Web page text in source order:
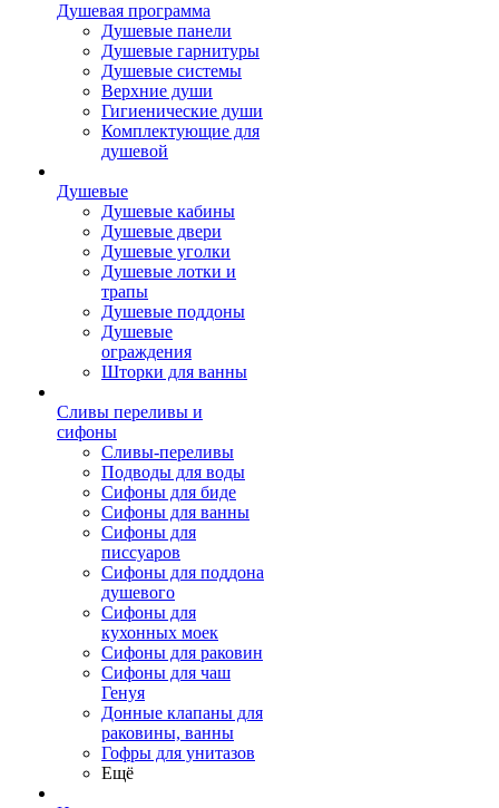
Душевая программа
Душевые панели
Душевые гарнитуры
Душевые системы
Верхние души
Гигиенические души
Комплектующие для
душевой
Душевые
Душевые кабины
Душевые двери
Душевые уголки
Душевые лотки и
трапы
Душевые поддоны
Душевые
ограждения
Шторки для ванны
Сливы переливы и
сифоны
Сливы-переливы
Подводы для воды
Сифоны для биде
Сифоны для ванны
Сифоны для
писсуаров
Сифоны для поддона
душевого
Сифоны для
кухонных моек
Сифоны для раковин
Сифоны для чаш
Генуя
Донные клапаны для
раковины, ванны
Гофры для унитазов
Ещё